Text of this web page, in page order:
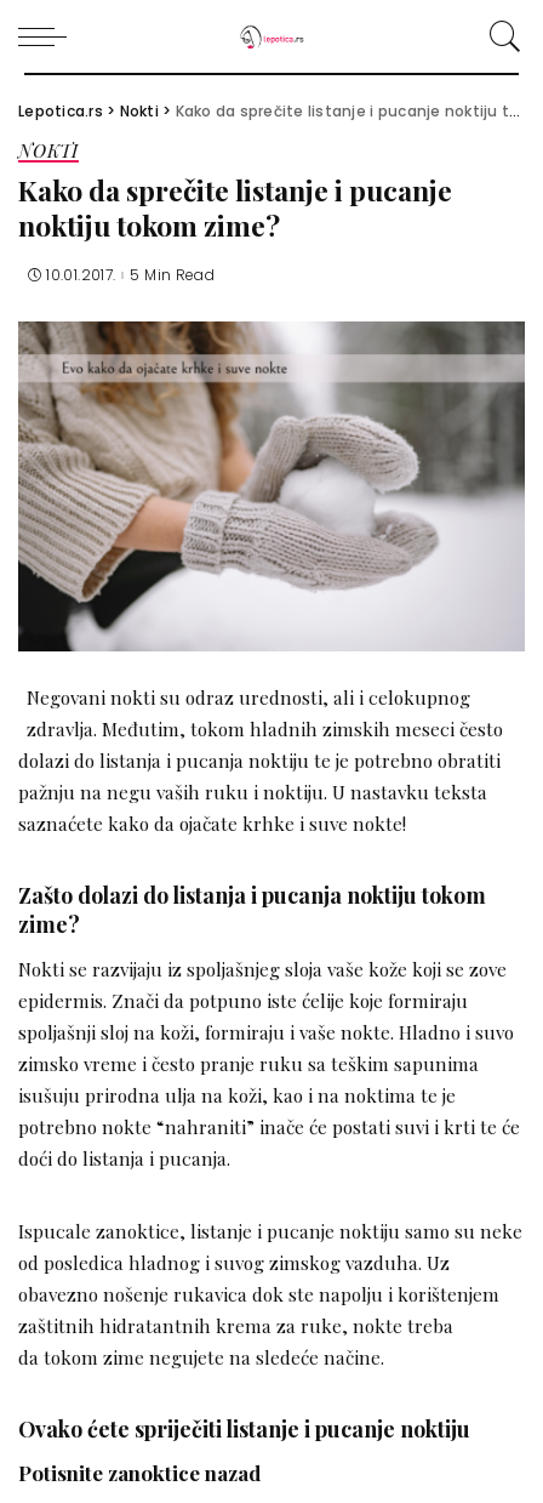
Lepotica.rs > Nokti> Kako da sprečite listanje i pucanje noktiju tokom zime?
NOKTI
Kako da sprečite listanje i pucanje
noktiju tokom zime?
10.01.2017. 5 Min Read
Negovani nokti su odraz urednosti, ali i celokupnog
zdravlja. Međutim, tokom hladnih zimskih meseci često
dolazi do listanja i pucanja noktiju te je potrebno obratiti
pažnju na negu vaših ruku i noktiju. U nastavku teksta
saznaćete kako da ojačate krhke i suve nokte!
Zašto dolazi do listanja i pucanja noktiju tokom
zime?
Nokti se razvijaju iz spoljašnjeg sloja vaše kože koji se zove
epidermis. Znači da potpuno iste ćelije koje formiraju
spoljašnji sloj na koži, formiraju i vaše nokte. Hladno i suvo
zimsko vreme i često pranje ruku sa teškim sapunima
isušuju prirodna ulja na koži, kao i na noktima te je
potrebno nokte “nahraniti” inače će postati suvi i krti te će
doći do listanja i pucanja.
Ispucale zanoktice, listanje i pucanje noktiju samo su neke
od posledica hladnog i suvog zimskog vazduha. Uz
obavezno nošenje rukavica dok ste napolju i korištenjem
zaštitnih hidratantnih krema za ruke, nokte treba
da tokom zime negujete na sledeće načine.
Ovako ćete spriječiti listanje i pucanje noktiju
Potisnite zanoktice nazad